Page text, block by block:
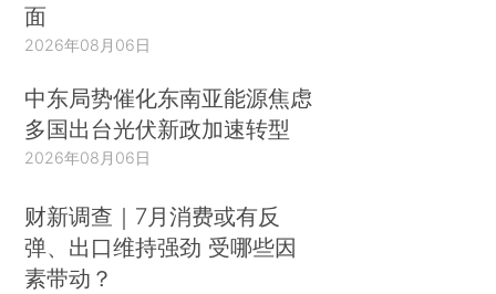
面
2026年08月06日
中东局势催化东南亚能源焦虑
多国出台光伏新政加速转型
2026年08月06日
财新调查｜7月消费或有反
弹、出口维持强劲 受哪些因
素带动？